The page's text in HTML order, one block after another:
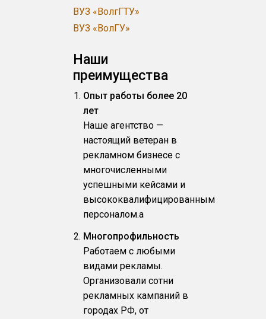
ВУЗ «ВолгГТУ»
ВУЗ «ВолГУ»
Наши
преимущества
Опыт работы более 20
лет
Наше агентство —
настоящий ветеран в
рекламном бизнесе с
многочисленными
успешными кейсами и
высококвалифицированным
персоналом.a
Многопрофильность
Работаем с любыми
видами рекламы.
Организовали сотни
рекламных кампаний в
городах РФ, от